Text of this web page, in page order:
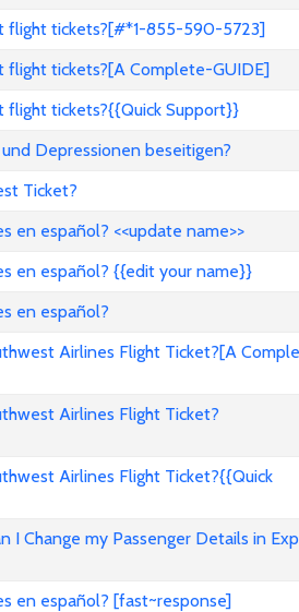
flight tickets?[#*1-855-590-5723]
flight tickets?[A Complete-GUIDE]
flight tickets?{{Quick Support}}
Depressionen beseitigen?
Ticket?
en español? <<update name>>
en español? {{edit your name}}
en español?
Airlines Flight Ticket?[A
Airlines Flight Ticket?
Airlines Flight Ticket?{{Quick
I Change my Passenger Details in
en español? [fast~response]